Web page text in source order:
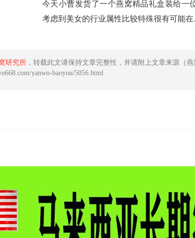
今天小曹发货了一个燕窝精品礼盒装给一
考虑到美女的行业属性比较特殊很有可能
研究所 ，转载此文请保持文章完整性，并请附上文章来源（燕
yanwo-baoyou/5056.html